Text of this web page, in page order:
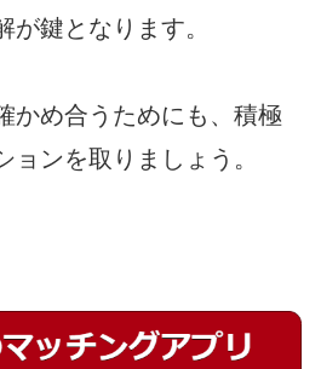
が鍵となります。
かめ合うためにも、積極
ョンを取りましょう。